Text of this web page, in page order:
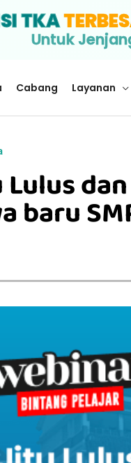
TKA
Untuk
Cabang Layanan
baru